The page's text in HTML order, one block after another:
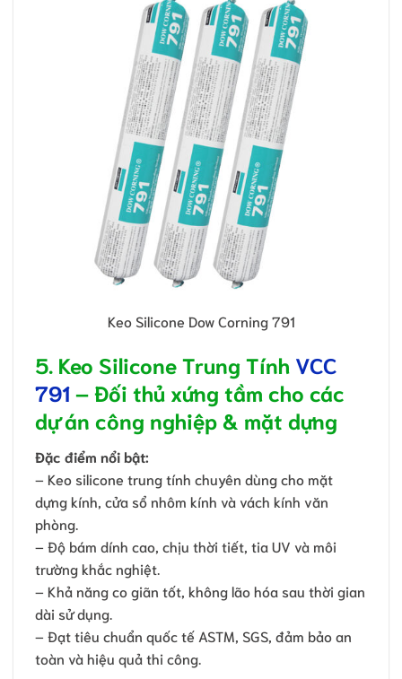
Keo Silicone Dow Corning 791
5. Keo Silicone Trung Tính VCC
791– Đối thủ xứng tầm cho các
dự án công nghiệp & mặt dựng
Đặc điểm nổi bật:
– Keo silicone trung tính chuyên dùng cho mặt
dựng kính, cửa sổ nhôm kính và vách kính văn
phòng.
– Độ bám dính cao, chịu thời tiết, tia UV và môi
trường khắc nghiệt.
– Khả năng co giãn tốt, không lão hóa sau thời gian
dài sử dụng.
– Đạt tiêu chuẩn quốc tế ASTM, SGS, đảm bảo an
toàn và hiệu quả thi công.